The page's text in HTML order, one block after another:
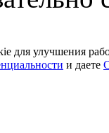
для улучшения
и даете